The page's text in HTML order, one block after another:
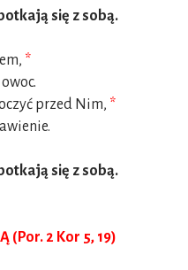
się z sobą.
*
przed Nim, *
się z sobą.
(Por. 2 Kor 5, 19)